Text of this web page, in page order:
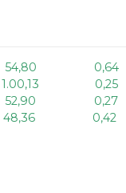
54,80
1.00,13
52,90
48,36
0,64
0,25
0,27
0,42